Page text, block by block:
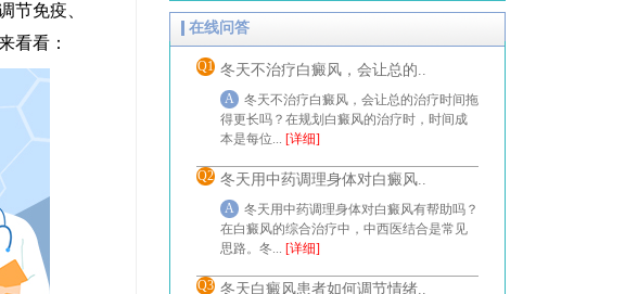
节免疫、
看看：
在线问答
Q1 冬天不治疗白癜风，会让总的..
A
冬天不治疗白癜风，会让总的治疗时间拖
得更长吗？在规划白癜风的治疗时，时间成
本是每位... [详细]
Q2 冬天用中药调理身体对白癜风..
A
冬天用中药调理身体对白癜风有帮助吗？
在白癜风的综合治疗中，中西医结合是常见
思路。冬... [详细]
Q3 冬天白癜风患者如何调节情绪..